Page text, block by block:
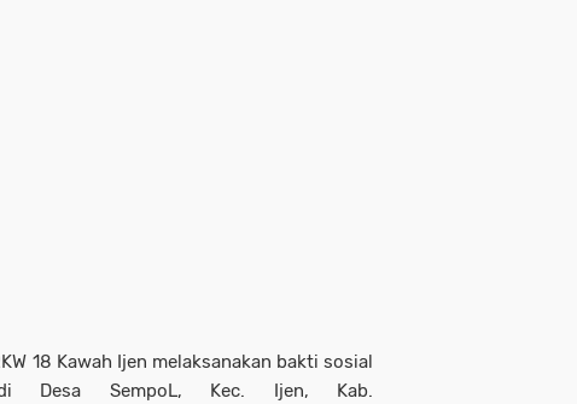
18 Kawah Ijen melaksanakan bakti sosial
Desa SempoL, Kec. Ijen, Kab.